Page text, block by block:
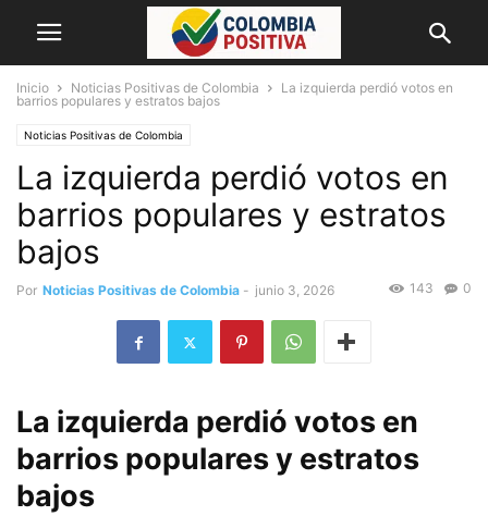
Inicio Noticias Positivas de Colombia
La izquierda perdió votos en
barrios populares y estratos bajos
Noticias Positivas de Colombia
La izquierda perdió votos en
barrios populares y estratos
bajos
Por Noticias Positivas de Colombia - junio 3, 2026 0
143
La izquierda perdió votos en
barrios populares y estratos
bajos